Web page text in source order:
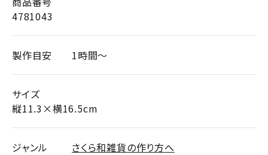
4781043
製作目安 1時間～
サイズ
縦11.3×横16.5cm
ジャンル さくら和雑貨の作り方へ